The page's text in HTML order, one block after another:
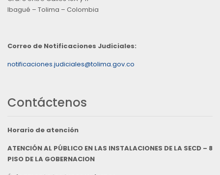
Ibagué – Tolima – Colombia
Correo de Notificaciones Judiciales:
notificaciones.judiciales@tolima.gov.co
Contáctenos
Horario de atención
ATENCIÓN AL PÚBLICO EN LAS INSTALACIONES DE LA SECD – 8
PISO DE LA GOBERNACION